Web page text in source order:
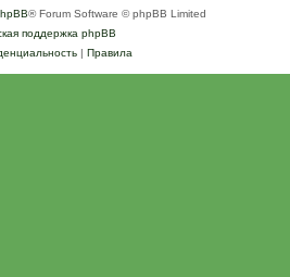
® Forum Software © phpBB Limited
поддержка phpBB
| Правила